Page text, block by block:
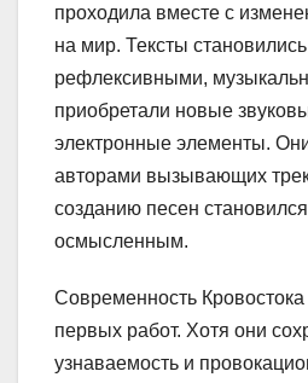
проходила вместе с
на мир. Тексты
рефлексивными,
приобретали новые
электронные элементы.
авторами вызывающих
созданию песен
осмысленным.
Современность Кровостока
первых работ. Хотя они
узнаваемость и